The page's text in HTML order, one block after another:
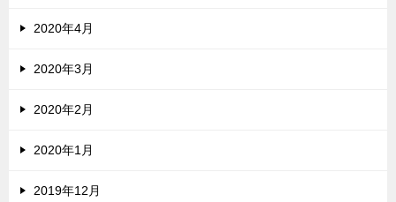
2020年4月
2020年3月
2020年2月
2020年1月
2019年12月